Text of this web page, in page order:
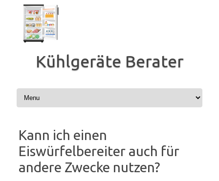
Zum
Inhalt
springen
Kühlgeräte Berater
Kann ich einen
Eiswürfelbereiter auch für
andere Zwecke nutzen?